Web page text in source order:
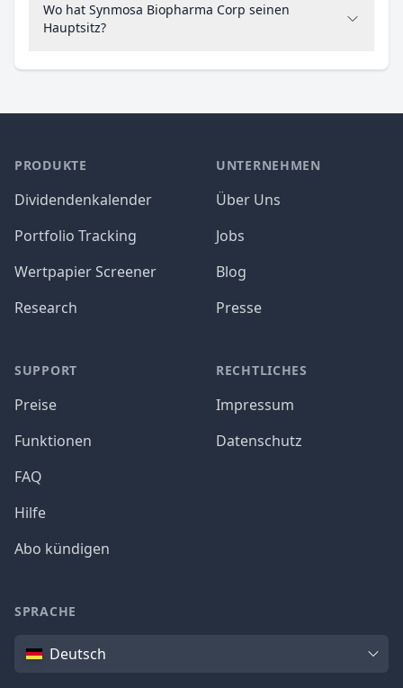
Wo hat Synmosa Biopharma Corp seinen
Hauptsitz?
PRODUKTE
Dividendenkalender
Portfolio Tracking
Wertpapier Screener
Research
SUPPORT
Preise
Funktionen
FAQ
Hilfe
Abo kündigen
UNTERNEHMEN
Über Uns
Jobs
Blog
Presse
RECHTLICHES
Impressum
Datenschutz
SPRACHE
SpracheDeutsch